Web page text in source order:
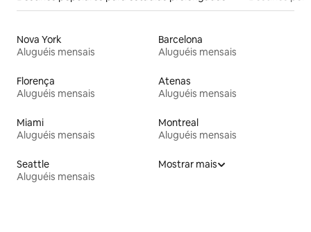
Nova York
Aluguéis mensais
Barcelona
Aluguéis mensais
Florença
Aluguéis mensais
Atenas
Aluguéis mensais
Miami
Aluguéis mensais
Montreal
Aluguéis mensais
Seattle
Aluguéis mensais
Mostrar mais